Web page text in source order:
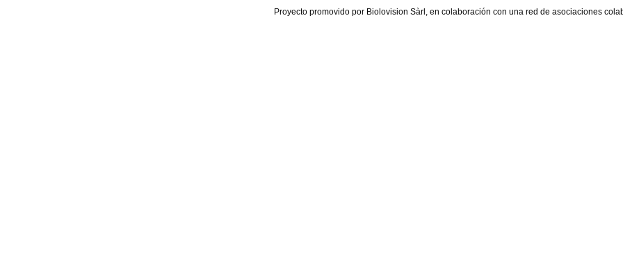
Proyecto promovido por Biolovision Sàrl, en colaboración con una red de asociaciones